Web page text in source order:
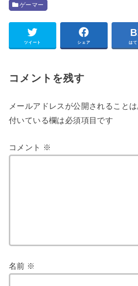
ゲーマー
ツイート シェア はて
コメントを残す
メールアドレスが公開されることは
付いている欄は必須項目です
コメント ※
名前 ※